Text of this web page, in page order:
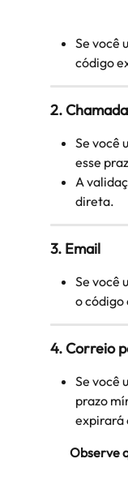
Se você
código
2.
Se você
esse
A
direta.
3. Email
Se você
o código
4. Correio
Se você
prazo
expirará
Observe